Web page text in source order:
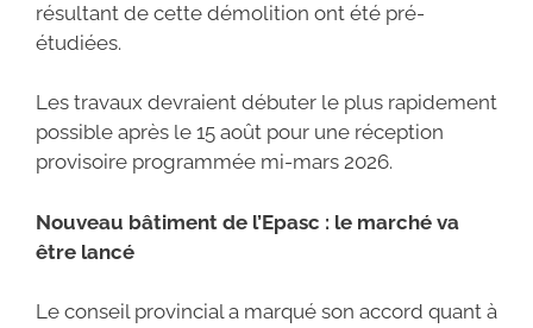
résultant de cette démolition ont été pré-
étudiées.
Les travaux devraient débuter le plus rapidement
possible après le 15 août pour une réception
provisoire programmée mi-mars 2026.
Nouveau bâtiment de l’Epasc : le marché va
être lancé
Le conseil provincial a marqué son accord quant à